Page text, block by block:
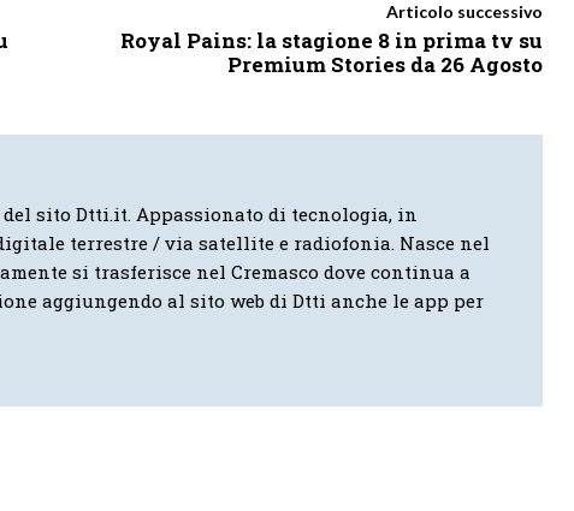
Articolo successivo
Royal Pains: la stagione 8 in prima tv su
Premium Stories da 26 Agosto
sito Dtti.it. Appassionato di tecnologia, in
terrestre / via satellite e radiofonia. Nasce nel
si trasferisce nel Cremasco dove continua a
aggiungendo al sito web di Dtti anche le app per